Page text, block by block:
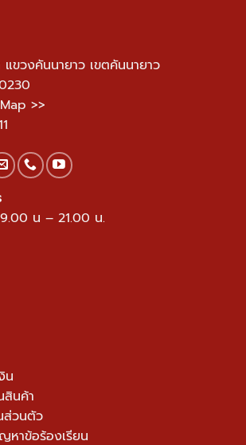
ขวงคันนายาว เขตคันนายาว
>>
น – 21.00 น.
น
สินค้า
ส่วนตัว
หาข้อร้องเรียน